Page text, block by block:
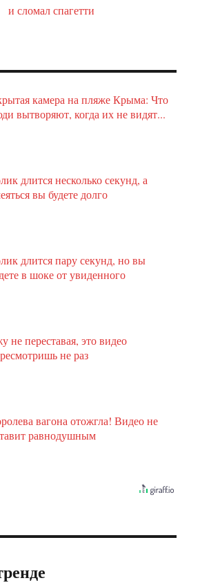
и сломал спагетти
камера на пляже Крыма: Что
вытворяют, когда их не видят...
длится несколько секунд, а
вы будете долго
длится пару секунд, но вы
в шоке от увиденного
не переставая, это видео
не раз
вагона отожгла! Видео не
равнодушным